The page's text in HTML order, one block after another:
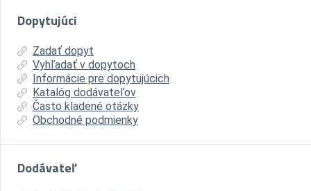
Dopytujúci
Zadať dopyt
Vyhľadať v dopytoch
Informácie pre dopytujúcich
Katalóg dodávateľov
Často kladené otázky
Obchodné podmienky
Dodávateľ